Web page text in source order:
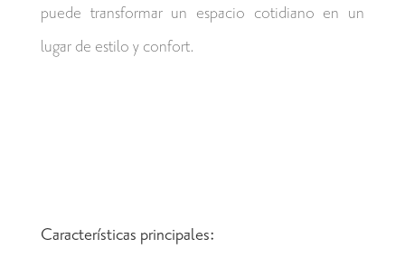
puede transformar un espacio cotidiano en un
lugar de estilo y confort.
Características principales: